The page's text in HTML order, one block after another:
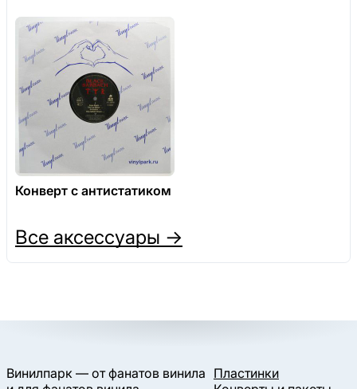
Конверт с антистатиком
Все аксессуары →
Винилпарк — от фанатов винила Пластинки